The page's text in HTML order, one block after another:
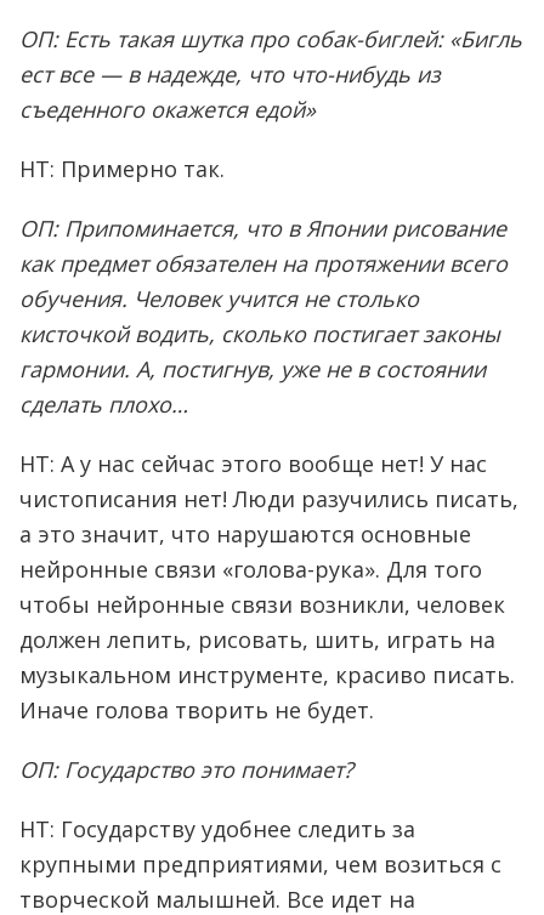
ОП: Есть такая шутка про собак-биглей: «Бигль
ест все — в надежде, что что-нибудь из
съеденного окажется едой»
НТ: Примерно так.
ОП: Припоминается, что в Японии рисование
как предмет обязателен на протяжении всего
обучения. Человек учится не столько
кисточкой водить, сколько постигает законы
гармонии. А, постигнув, уже не в состоянии
сделать плохо…
НТ: А у нас сейчас этого вообще нет! У нас
чистописания нет! Люди разучились писать,
а это значит, что нарушаются основные
нейронные связи «голова-рука». Для того
чтобы нейронные связи возникли, человек
должен лепить, рисовать, шить, играть на
музыкальном инструменте, красиво писать.
Иначе голова творить не будет.
ОП: Государство это понимает?
НТ: Государству удобнее следить за
крупными предприятиями, чем возиться с
творческой малышней. Все идет на